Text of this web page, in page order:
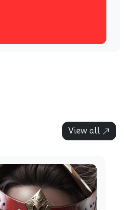
View all